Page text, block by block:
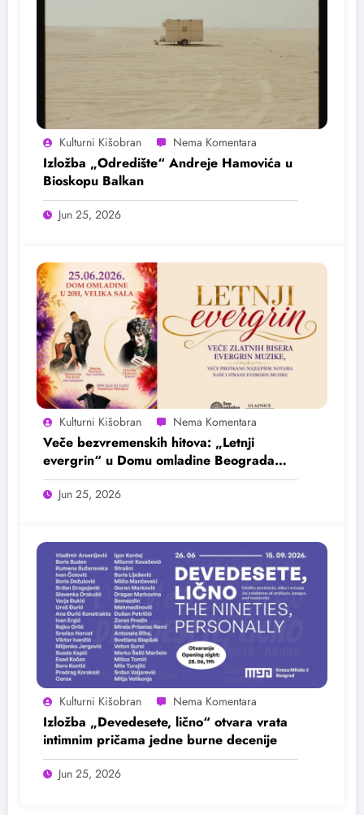
Kulturni Kišobran
Izložba „Odredište“ Andreje Hamovića u
Bioskopu Balkan
Jun 25, 2026
Kulturni Kišobran
Veče bezvremenskih hitova: „Letnji
evergrin“ u Domu omladine Beograda
25. juna
Jun 25, 2026
Kulturni Kišobran
Izložba „Devedesete, lično“ otvara vrata
intimnim pričama jedne burne decenije
Jun 25, 2026